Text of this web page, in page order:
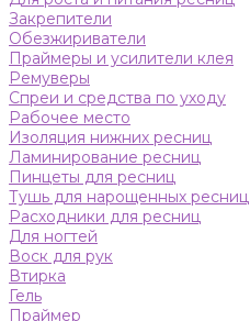
Закрепители
Обезжириватели
Праймеры и усилители клея
Ремуверы
Спреи и средства по уходу
Рабочее место
Изоляция нижних ресниц
Ламинирование ресниц
Пинцеты для ресниц
Тушь для нарощенных ресниц
Расходники для ресниц
Для ногтей
Воск для рук
Втирка
Гель
Праймер